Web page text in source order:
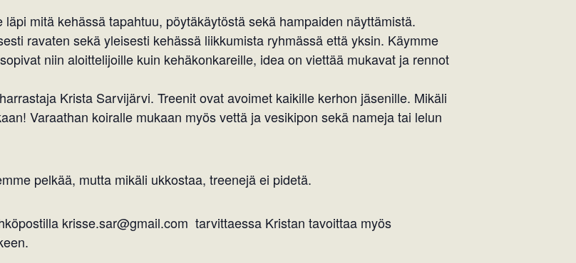
mitä kehässä tapahtuu, pöytäkäytöstä sekä hampaiden näyttämistä.
ravaten sekä yleisesti kehässä liikkumista ryhmässä että yksin. Käymme
niin aloittelijoille kuin kehäkonkareille, idea on viettää mukavat ja rennot
Krista Sarvijärvi. Treenit ovat avoimet kaikille kerhon jäsenille. Mikäli
Varaathan koiralle mukaan myös vettä ja vesikipon sekä nameja tai lelun
pelkää, mutta mikäli ukkostaa, treenejä ei pidetä.
krisse.sar@gmail.com tarvittaessa Kristan tavoittaa myös